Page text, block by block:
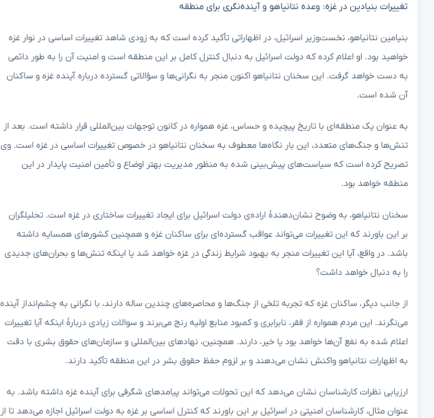
تغییرات بنیادین در غزه: وعده نتانیاهو و آینده‌نگری برای منطقه
بنیامین نتانیاهو، نخست‌وزیر اسرائیل، در اظهاراتی تأکید کرده است که به زودی شاهد تغییرات اساسی در نوار غزه
خواهید بود. او اعلام کرده که دولت اسرائیل به دنبال کنترل کامل بر این منطقه است و امنیت آن را به طور دائمی
به دست خواهد گرفت. این سخنان نتانیاهو اکنون منجر به نگرانی‌ها و سؤالاتی گسترده درباره آینده غزه و ساکنان
آن شده است.
به عنوان یک منطقه‌ای با تاریخ پیچیده و حساس، غزه همواره در کانون توجهات بین‌المللی قرار داشته است. بعد از
تنش‌ها و جنگ‌های متعدد، این بار نگاه‌ها معطوف به سخنان نتانیاهو در خصوص تغییرات اساسی در غزه است. وی
تصریح کرده است که سیاست‌های پیش‌بینی شده به منظور مدیریت بهتر اوضاع و تأمین امنیت پایدار در این
منطقه خواهد بود.
سخنان نتانیاهو، به وضوح نشان‌دهندهٔ اراده‌ی دولت اسرائیل برای ایجاد تغییرات ساختاری در غزه است. تحلیلگران
بر این باورند که این تغییرات می‌تواند عواقب گسترده‌ای برای ساکنان غزه و همچنین کشورهای همسایه داشته
باشد. در واقع، آیا این تغییرات منجر به بهبود شرایط زندگی در غزه خواهد شد یا اینکه تنش‌ها و بحران‌های جدیدی
را به دنبال خواهد داشت؟
از جانب دیگر، ساکنان غزه که تجربه تلخی از جنگ‌ها و محاصره‌های چندین ساله دارند، با نگرانی به چشم‌انداز آینده
می‌نگرند. این مردم همواره از فقر، نابرابری و کمبود منابع اولیه رنج می‌برند و سوالات زیادی دربارهٔ اینکه آیا تغییرات
اعلام شده به نفع آن‌ها خواهد بود یا خیر، دارند. همچنین، نهادهای بین‌المللی و سازمان‌های حقوق بشری با دقت
به اظهارات نتانیاهو واکنش نشان می‌دهند و بر لزوم حفظ حقوق بشر در این منطقه تأکید دارند.
ارزیابی نظرات کارشناسان نشان می‌دهد که این تحولات می‌تواند پیامدهای شگرفی برای آینده غزه داشته باشد. به
عنوان مثال، کارشناسان امنیتی در اسرائیل بر این باورند که کنترل اساسی بر غزه به دولت اسرائیل اجازه می‌دهد تا از